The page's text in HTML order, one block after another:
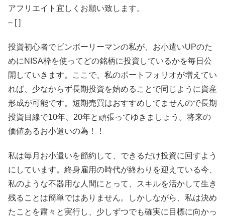
アフリエイト宜しくお願い致します。
– [ ]
投資初心者でビンボーリーマンの私が、お小遣いUPのた
めにNISA枠を使ってどの銘柄に投資しているかを毎日公
開していきます。ここで、私のポートフォリオが増えてい
れば、少なからず長期投資を始めることで同じように資産
形成が可能です。短期売買はおすすめしてませんので長期
投資目線で10年、20年と頑張ってゆきましょう。将来の
価値あるお小遣いの為！！
私は毎月お小遣いを節約して、できるだけ投資に回すよう
にしています。終身雇用の時代が終わりを迎えている今、
私のような不器用な人間にとって、スキルを活かして生き
残ることは簡単ではありません。しかしながら、私は決め
たことを粛々と実行し、少しずつでも確実に目標に向かっ